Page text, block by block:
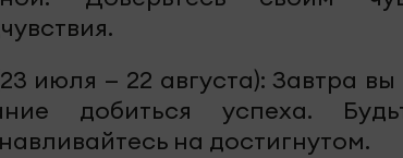
июля — 22 августа): Завтра
добиться успеха.
на достигнутом.